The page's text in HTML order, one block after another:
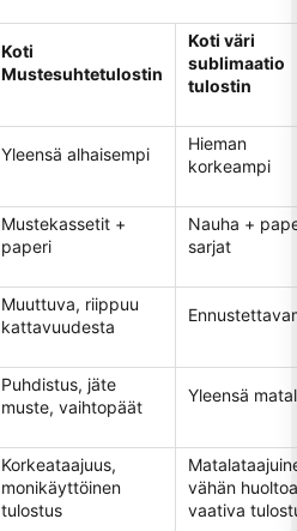
Koti
Mustesuhtetulostin
Koti väri
sublimaatio
tulostin
Yleensä alhaisempi
Hieman
korkeampi
Mustekassetit +
paperi
Nauha +
sarjat
Muuttuva, riippuu
kattavuudesta
Puhdistus, jäte
muste, vaihtopäät
Yleensä
Korkeataajuus,
monikäyttöinen
tulostus
vähän huoltoa
vaativa